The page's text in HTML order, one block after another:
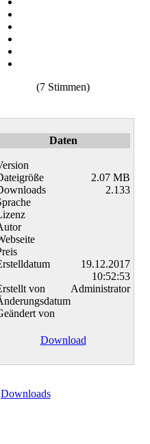
(7 Stimmen)
Daten
2.07 MB
2.133
19.12.2017
10:52:53
von
Administrator
von
Download